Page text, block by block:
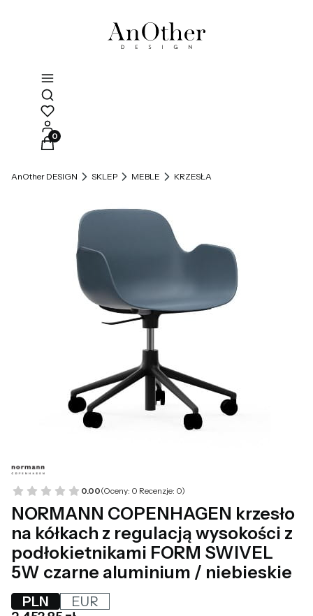
Otwórz wyszukiwarkę
Produkty w koszyku: 0. Zobacz szczegóły
AnOther DESIGN SKLEP MEBLE KRZESŁA
0.00(Oceny: 0 Recenzje: 0)
NORMANN COPENHAGEN krzesło
na kółkach z regulacją wysokości z
podłokietnikami FORM SWIVEL
5W czarne aluminium / niebieskie
PLN
EUR